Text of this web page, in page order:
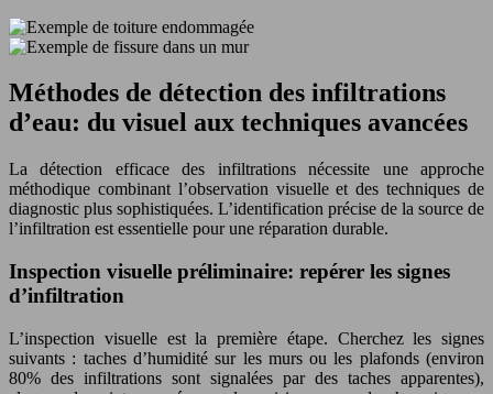
Méthodes de détection des infiltrations
d’eau: du visuel aux techniques avancées
La détection efficace des infiltrations nécessite une approche
méthodique combinant l’observation visuelle et des techniques de
diagnostic plus sophistiquées. L’identification précise de la source de
l’infiltration est essentielle pour une réparation durable.
Inspection visuelle préliminaire: repérer les signes
d’infiltration
L’inspection visuelle est la première étape. Cherchez les signes
suivants : taches d’humidité sur les murs ou les plafonds (environ
80% des infiltrations sont signalées par des taches apparentes),